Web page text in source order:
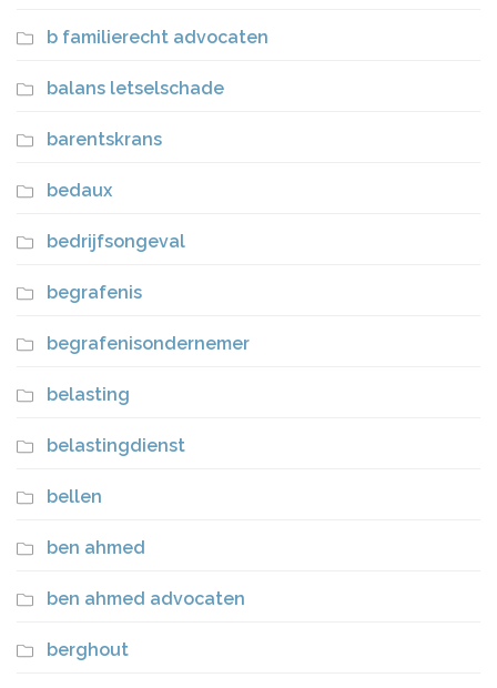
b familierecht advocaten
balans letselschade
barentskrans
bedaux
bedrijfsongeval
begrafenis
begrafenisondernemer
belasting
belastingdienst
bellen
ben ahmed
ben ahmed advocaten
berghout